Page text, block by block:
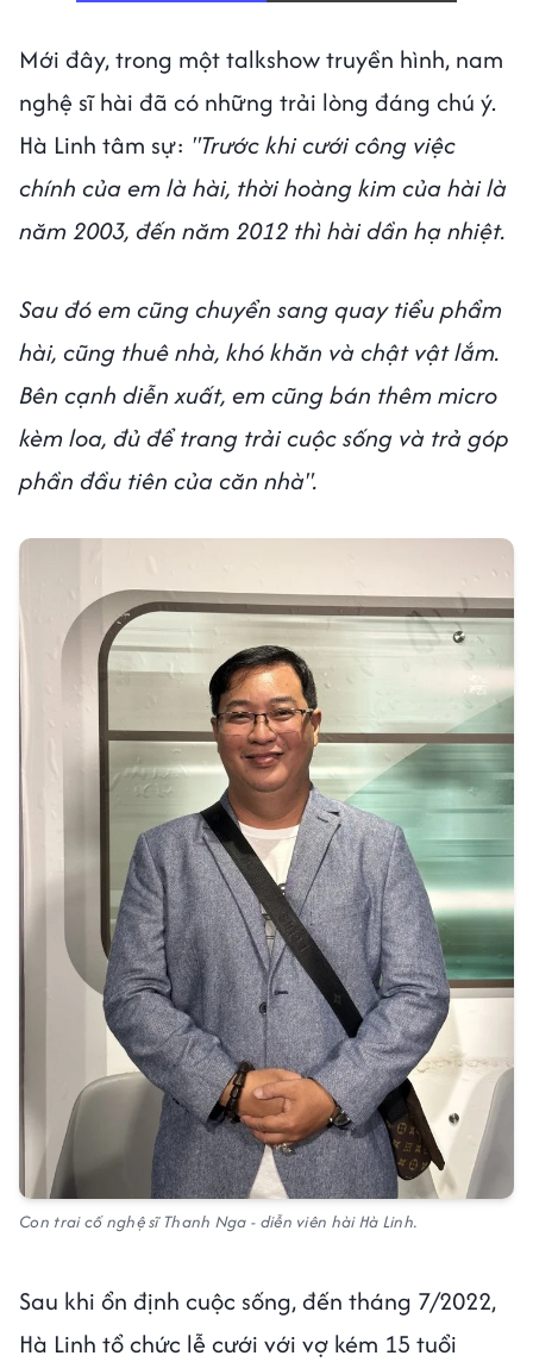
Mới đây, trong một talkshow truyền hình, nam
nghệ sĩ hài đã có những trải lòng đáng chú ý.
Hà Linh tâm sự: "Trước khi cưới công việc
chính của em là hài, thời hoàng kim của hài là
năm 2003, đến năm 2012 thì hài dần hạ nhiệt.
Sau đó em cũng chuyển sang quay tiểu phẩm
hài, cũng thuê nhà, khó khăn và chật vật lắm.
Bên cạnh diễn xuất, em cũng bán thêm micro
kèm loa, đủ để trang trải cuộc sống và trả góp
phần đầu tiên của căn nhà".
Con trai cố nghệ sĩ Thanh Nga - diễn viên hài Hà Linh.
Sau khi ổn định cuộc sống, đến tháng 7/2022,
Hà Linh tổ chức lễ cưới với vợ kém 15 tuổi